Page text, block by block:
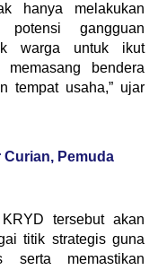
hanya melakukan
potensi gangguan
warga untuk ikut
bendera
tempat usaha,” ujar
Curian, Pemuda
tersebut akan
titik strategis guna
serta memastikan